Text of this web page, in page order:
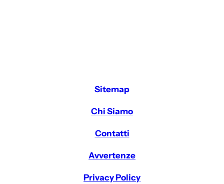
Sitemap
Chi Siamo
Contatti
Avvertenze
Privacy Policy